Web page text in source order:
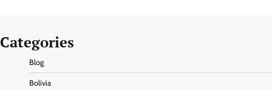
Categories
Blog
Bolivia